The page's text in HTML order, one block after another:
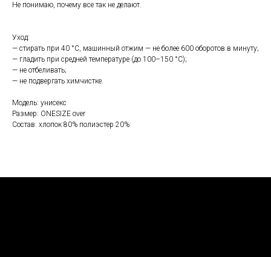
Не понимаю, почему все так не делают.
Уход:
— стирать при 40 °С, машинный отжим — не более 600 оборотов в минуту;
— гладить при средней температуре (до 100–150 °С);
— не отбеливать;
— не подвергать химчистке.
Модель: унисекс
Размер: ONESIZE over
Состав: хлопок 80% полиэстер 20%